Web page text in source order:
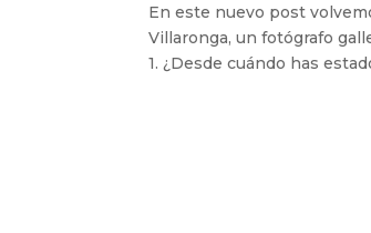
En este nuevo post
Villaronga, un fotógrafo
1. ¿Desde cuándo has